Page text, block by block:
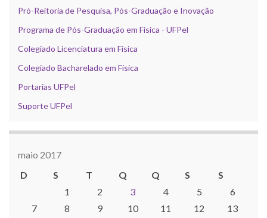
Pró-Reitoria de Pesquisa, Pós-Graduação e Inovação
Programa de Pós-Graduação em Física - UFPel
Colegiado Licenciatura em Física
Colegiado Bacharelado em Física
Portarias UFPel
Suporte UFPel
maio 2017
D
S T Q Q S
S
1
2 3 4 5
6
7
8 9 10 11 12
13